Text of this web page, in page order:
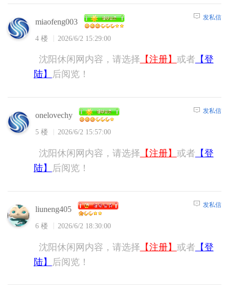
miaofeng003
4 楼 2026/6/2 15:29:00
发私信
沈阳休闲网内容，请选择 【注册】 或者 【登
陆】
后阅览！
onelovechy
5 楼 2026/6/2 15:57:00
发私信
沈阳休闲网内容，请选择 【注册】 或者 【登
陆】
后阅览！
liuneng405
6 楼 2026/6/2 18:30:00
发私信
沈阳休闲网内容，请选择 【注册】 或者 【登
陆】
后阅览！